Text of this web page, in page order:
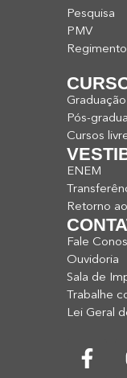
Pesquisa
PMV
Graduação
Pós-
Cursos
ENEM
Retorno
Fale
Ouvidoria
Sala de
Trabalhe
Lei Geral